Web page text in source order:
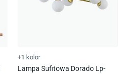
+1 kolor
Lampa Sufitowa Dorado Lp-